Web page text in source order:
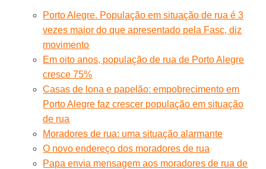
Porto Alegre. População em situação de rua é 3
vezes maior do que apresentado pela Fasc, diz
movimento
Em oito anos, população de rua de Porto Alegre
cresce 75%
Casas de lona e papelão: empobrecimento em
Porto Alegre faz crescer população em situação
de rua
Moradores de rua: uma situação alarmante
O novo endereço dos moradores de rua
Papa envia mensagem aos moradores de rua de